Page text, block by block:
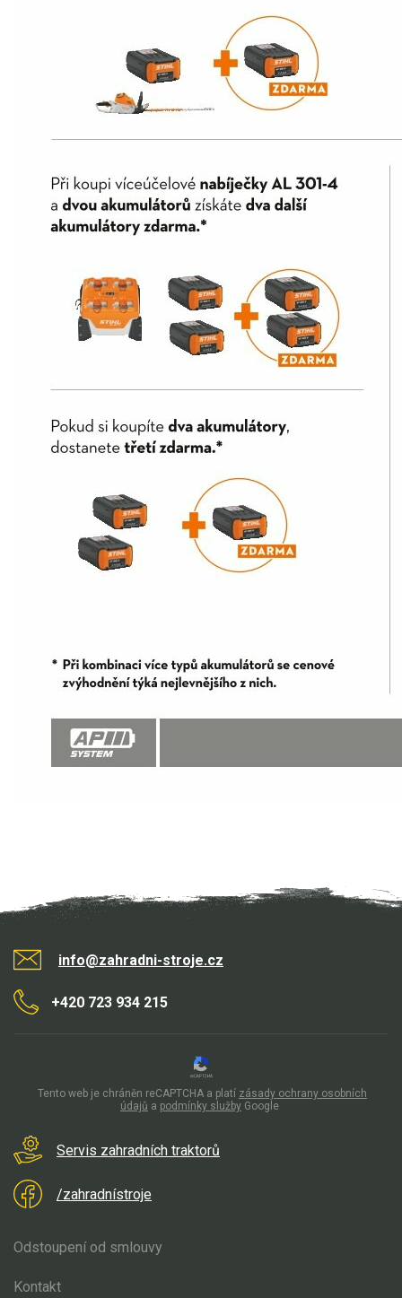
Elektrické tříkolky pracovní
Elektrické čtyřkolky
Náhradní díly
Náhradní díly pro motorové pily
Zahradní traktory
Náhradní díly pro křovinořezy
Náhradní díly pro sekačky
info@zahradni-stroje.cz
+420 723 934 215
Servis zahradních traktorů
/zahradnístroje
Odstoupení od smlouvy
Kontakt
Tento web je chráněn reCAPTCHA a platí zásady ochrany osobních
údajů a podmínky služby Google